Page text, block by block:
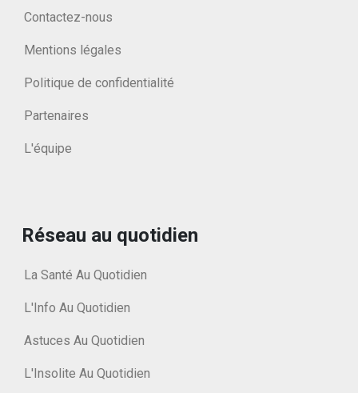
Contactez-nous
Mentions légales
Politique de confidentialité
Partenaires
L'équipe
Réseau au quotidien
La Santé Au Quotidien
L'Info Au Quotidien
Astuces Au Quotidien
L'Insolite Au Quotidien